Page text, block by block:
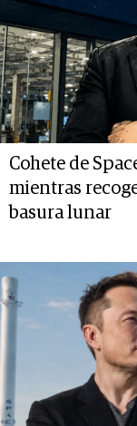
Cohete de
mientras
basura lunar